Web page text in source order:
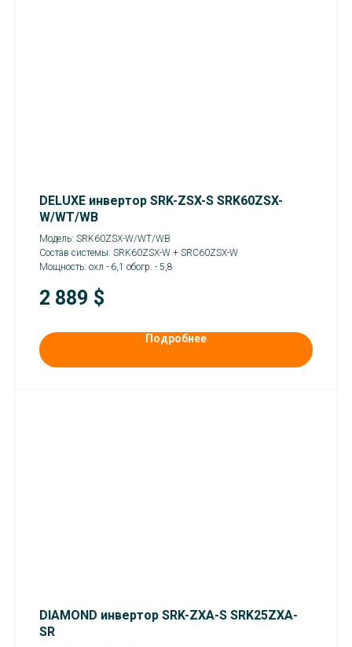
DELUXE инвертор SRK-ZSX-S SRK60ZSX-
W/WT/WB
Модель: SRK60ZSX-W/WT/WB
Состав системы: SRK60ZSX-W + SRC60ZSX-W
Мощность: охл - 6,1 обогр. - 5,8
2 889 $
Подробнее
DIAMOND инвертор SRK-ZXA-S SRK25ZXA-
SR